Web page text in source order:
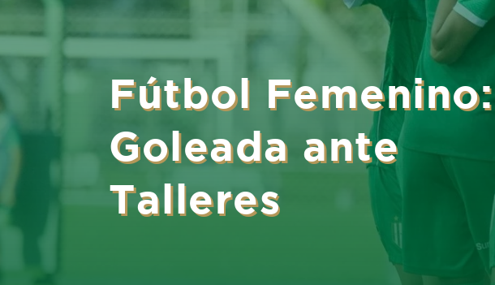
Fútbol Femenino:
Goleada ante
Talleres